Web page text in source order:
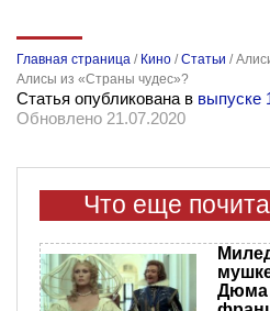
Главная страница / Кино /Статьи /
Алисы из «Страны чудес»?
Статья опубликована в выпуске
Обновлено 21.07.2020
Что еще
Дюма